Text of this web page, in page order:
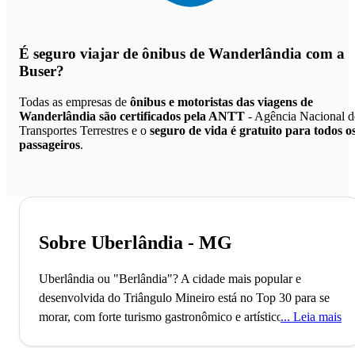
É seguro viajar de ônibus de Wanderlândia com a
Buser?
Todas as empresas de ônibus e motoristas das viagens de
Wanderlândia são certificados pela ANTT - Agência Nacional
Transportes Terrestres e o seguro de vida é gratuito para todos
passageiros.
Sobre Uberlândia - MG
Uberlândia ou "Berlândia"? A cidade mais popular e
desenvolvida do Triângulo Mineiro está no Top 30 para se
morar, com forte turismo gastronômico e artístico. O
Leia mais